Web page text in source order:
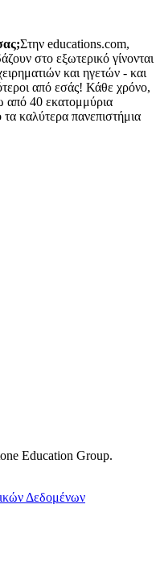
Στην educations.com,
στο εξωτερικό γίνονται
και ηγετών - και
από εσάς! Κάθε χρόνο,
από 40 εκατομμύρια
καλύτερα πανεπιστήμια
Education Group.
Δεδομένων